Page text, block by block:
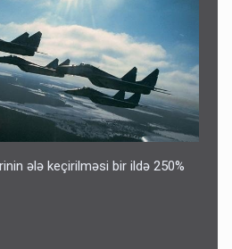
ələ keçirilməsi bir ildə 250%